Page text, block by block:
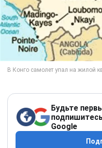
Будьте
Google